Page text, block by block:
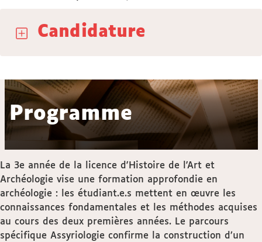
Candidature
Programme
La 3e année de la licence d'Histoire de l'Art et
Archéologie vise une formation approfondie en
archéologie : les étudiant.e.s mettent en œuvre les
connaissances fondamentales et les méthodes acquises
au cours des deux premières années. Le parcours
spécifique Assyriologie confirme la construction d’un